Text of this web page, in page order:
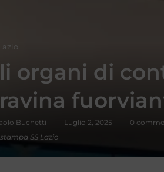
organi di
Buchetti Luglio 2, 2025
0
SS Lazio